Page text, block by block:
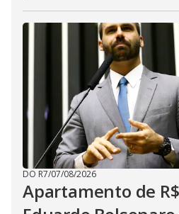
DO R7/07/08/2026
Apartamento de